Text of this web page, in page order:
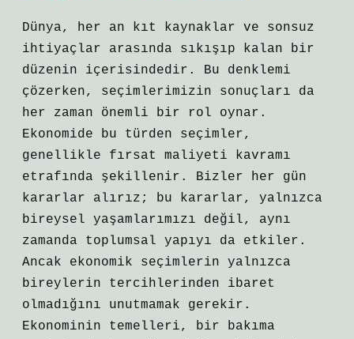
Dünya, her an kıt kaynaklar ve sonsuz
ihtiyaçlar arasında sıkışıp kalan bir
düzenin içerisindedir. Bu denklemi
çözerken, seçimlerimizin sonuçları da
her zaman önemli bir rol oynar.
Ekonomide bu türden seçimler,
genellikle fırsat maliyeti kavramı
etrafında şekillenir. Bizler her gün
kararlar alırız; bu kararlar, yalnızca
bireysel yaşamlarımızı değil, aynı
zamanda toplumsal yapıyı da etkiler.
Ancak ekonomik seçimlerin yalnızca
bireylerin tercihlerinden ibaret
olmadığını unutmamak gerekir.
Ekonominin temelleri, bir bakıma